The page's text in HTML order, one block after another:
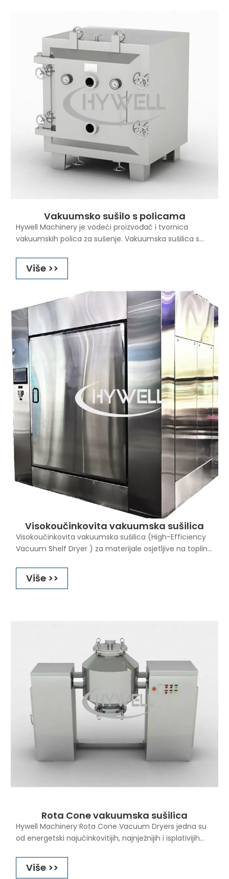
Vakuumsko sušilo s policama
Hywell Machinery je vodeći proizvođač i tvornica
vakuumskih polica za sušenje. Vakuumska sušilica s
uvjetima vakuuma. Vakuumsko polično sušilo suši na
principu kondukcije. Unutar vakuumske sušilice s
ladice s proizvodima. Polica je cijevna polica kako bi se
osiguralo pravilno zagrijavanje pladnja.
Industrijske vakuumske sušare s policama prikladne su
za sušenje sirovina osjetljivih na toplinu koje se mogu
razgraditi ili polimerizirati ili pokvariti na visokim
temperaturama. Industrijske vakuumske sušilice s
ladicama naširoko se koriste u farmaceutskoj,
kemijskoj, prehrambenoj i elektroničkoj industriji.
Više >>
Visokoučinkovita vakuumska sušilica
Visokoučinkovita vakuumska sušilica (High-Efficiency
Vacuum Shelf Dryer ) za materijale osjetljive na toplinu
proizvela naša tvrtka kako bi riješila sljedeće probleme
u tradicionalnoj vakuumskoj pećnici za sušenje s
tijekom procesa sušenja tako da se produžuje vrijeme
sušenja. Ova oprema za vakuumsko sušenje visoke
učinkovitosti na niskim temperaturama uglavnom je
dizajnirana za sušenje materijala s visokim udjelom
šećera, niskom temperaturom, lako se prelije, lako se
pjeni, lako se oksidira.
Više >>
Rota Cone vakuumska sušilica
Hywell Machinery Rota Cone Vacuum Dryers jedna su
od energetski najučinkovitijih, najnježnijih i isplativijih
vlage. Zbog smanjenih temperatura isparavanja koje
su moguće pod vakuumom, Rota Cone vakuumska
Više >>